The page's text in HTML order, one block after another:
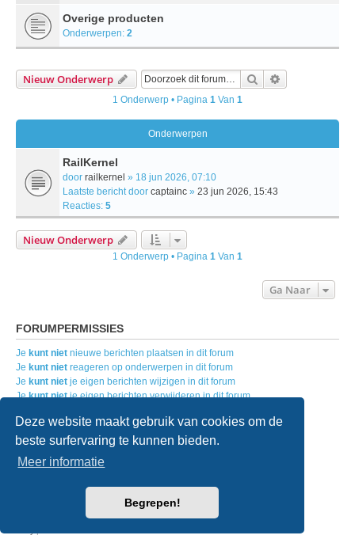
Deze website maakt gebruik van cookies om de
beste surfervaring te kunnen bieden.
Meer informatie
Begrepen!
Overige producten
Onderwerpen: 2
Nieuw Onderwerp Zoek
1 Onderwerp • Pagina 1 Van 1
Onderwerpen
RailKernel
door railkernel » 18 jun 2026, 07:10
Laatste bericht door captainc » 23 jun 2026, 15:43
Reacties: 5
Nieuw Onderwerp
1 Onderwerp • Pagina 1 Van 1
Ga Naar
FORUMPERMISSIES
Je kunt niet nieuwe berichten plaatsen in dit forum
Je kunt niet reageren op onderwerpen in dit forum
Je kunt niet je eigen berichten wijzigen in dit forum
Jekunt nietje eigen berichten verwijderen in dit forum
Home Forumoverzicht
® Forum Software © phpBB Limited
phpBB.nl.
created by INVENTEA & v12mike